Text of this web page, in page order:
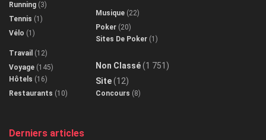
Running (3)
Tennis (1)
Vélo (1)
Travail (12)
Voyage (145)
Hôtels (16)
Restaurants (10)
Musique (22)
Poker (20)
Sites De Poker (1)
Non Classé(1 751)
Site(12)
Concours (8)
Derniers articles